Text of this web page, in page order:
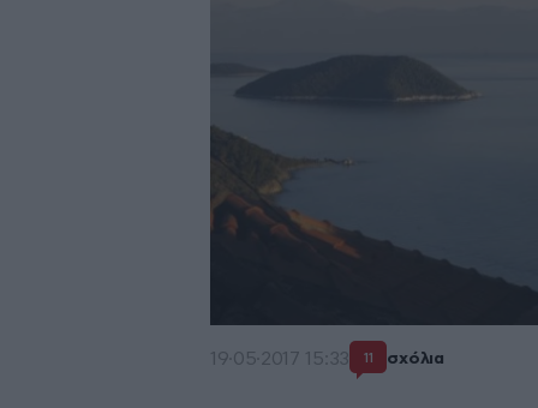
19·05·2017 15:33 11 σχόλια